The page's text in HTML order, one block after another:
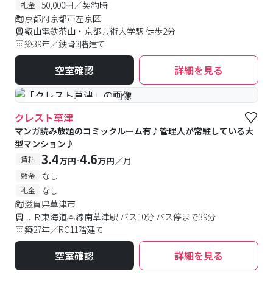
礼金
50,000円／契約時
京都府京都市左京区
叡山電鉄茶山・京都芸術大学駅 徒歩2分
築39年／鉄骨3階建て
空室確認 詳細を見る
#予約受付中 #空室待ち
クレスト草津
マンガ読み放題のコミックルーム有♪管理人が常駐している大
型マンション♪
賃料 3.4万円-4.6万円／月
敷金 なし
礼金
なし
滋賀県草津市
ＪＲ東海道本線南草津駅 バス10分 バス停まで39分
築27年／RC11階建て
空室確認 詳細を見る